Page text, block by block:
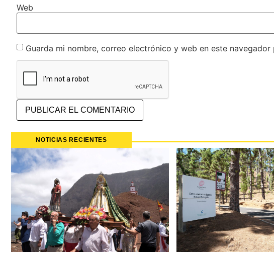
Web
Guarda mi nombre, correo electrónico y web en este
NOTICIAS RECIENTES